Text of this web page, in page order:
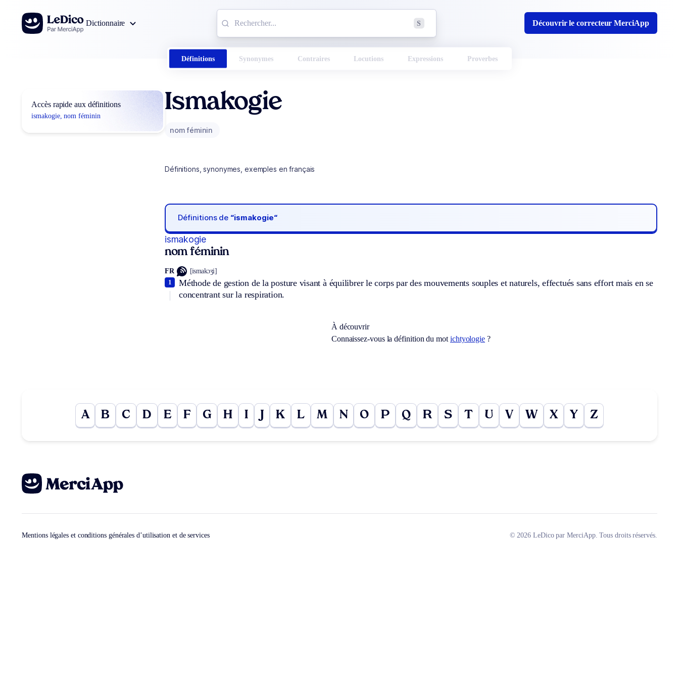
Aller au contenu
Dictionnaire
S Découvrir le correcteur MerciApp
Définitions Synonymes Contraires Locutions Expressions Proverbes
Accès rapide aux définitions
ismakogie, nom féminin
Ismakogie
nom féminin
Définitions, synonymes, exemples en français
Définitions de “ismakogie“
ismakogie
nom féminin
FR [ismakɔʒi]
Méthode de gestion de la posture visant à équilibrer le corps par des mouvements souples et naturels, effectués sans effort mais en se
concentrant sur la respiration.
1
À découvrir
Connaissez-vous la définition du mot ichtyologie ?
A B C D E F G H I K L M N O P Q R S T U V W X Y Z
Mentions légales et conditions générales d’utilisation et de services © 2026 LeDico par MerciApp. Tous droits réservés.